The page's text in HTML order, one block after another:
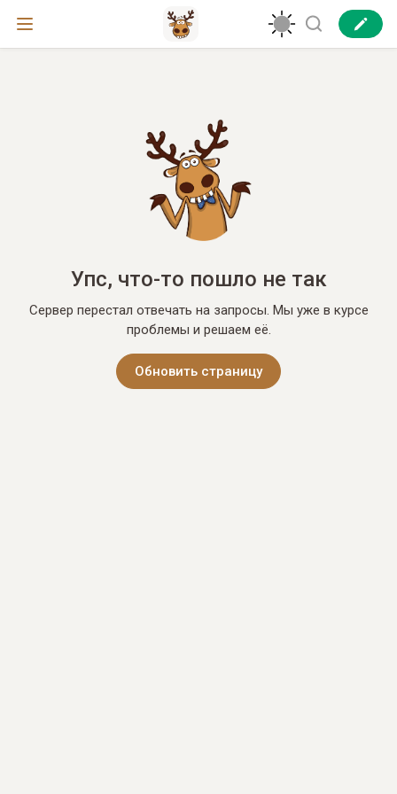
Упс, что-то пошло не так
Сервер перестал отвечать на запросы. Мы уже в курсе
проблемы и решаем её.
Обновить страницу